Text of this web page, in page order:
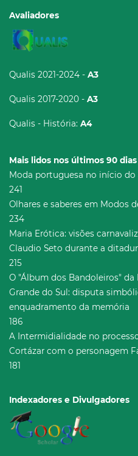
Avaliadores
Qualis 2021-2024 - A3
Qualis 2017-2020 - A3
Qualis - História: A4
Mais lidos nos últimos 90 dias
Moda portuguesa no início do
241
Olhares e saberes em Modos
234
Maria Erótica: visões
Claudio Seto durante a
215
O "Álbum dos Bandoleiros" da
Grande do Sul: disputa
enquadramento da memória
186
A Intermidialidade no
Cortázar com o personagem
181
Indexadores e Divulgadores